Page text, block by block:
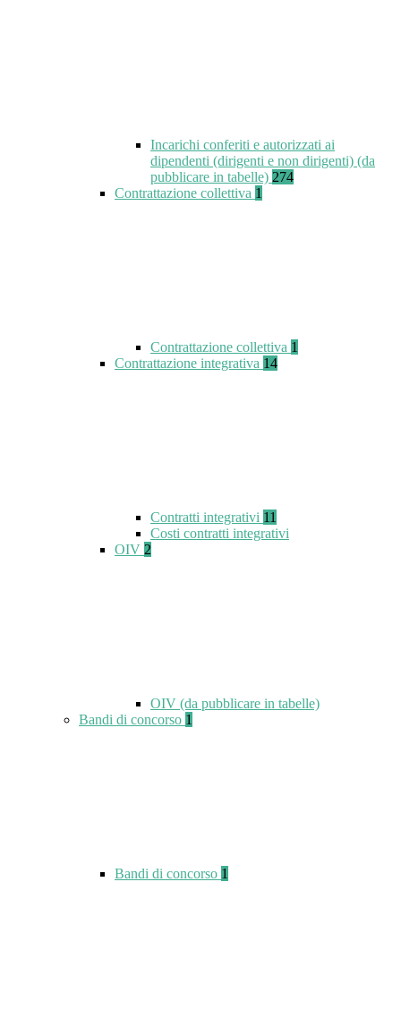
Incarichi conferiti e autorizzati ai
dipendenti (dirigenti e non dirigenti) (da
pubblicare in tabelle) 274
Contrattazione collettiva 1
Contrattazione collettiva 1
Contrattazione integrativa 14
Contratti integrativi 11
Costi contratti integrativi
OIV 2
OIV (da pubblicare in tabelle)
Bandi di concorso 1
Bandi di concorso 1